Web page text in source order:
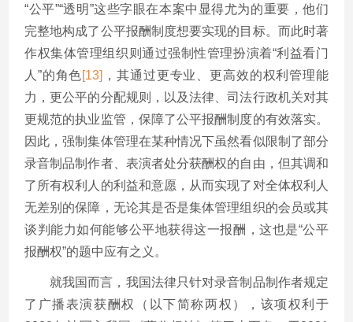
“公平”“透明”这些字眼在本案中显得尤为的重要，他们
完整地构成了公平报酬制度想要实现的目标。而此时著
作权集体管理组织则通过强制性管理扮演着“利益看门
人”的角色[13] ，其通过更专业、更高效的权利管理能
力，更公平的分配规则，以及法律、司法行政机关对其
更规范的执业监管，保障了公平报酬制度的有效落实。
因此，强制集体管理在某种情况下虽然看似限制了部分
录音制品制作者、表演者处分获酬权的自由，但其调和
了所有权利人的利益和意愿，从而实现了对全体权利人
无差别的保障，无论其是否是集体管理组织的会员或其
谈判能力如何能够公平地获得这一报酬，这也是“公平
报酬权”的题中应有之义。
就我国而言，我国法律只针对录音制品制作者规定
了广播表演获酬权（以下简称两权），该项权利于